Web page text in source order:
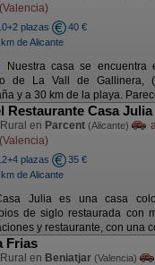
plazas
40 €
de Alicante
Nuestra casa se encuentra
de La Vall de Gallinera,
y a 30 km de la playa.
Restaurante Casa Julia
en Parcent (Alicante)
plazas
35 €
de Alicante
Julia es una casa
de siglo restaurada con
y restaurante, con una
Frias
en Beniatjar (Valencia)